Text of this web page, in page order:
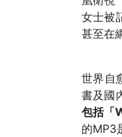
女士被
甚至在
世界自
書及國
包括「
的MP3